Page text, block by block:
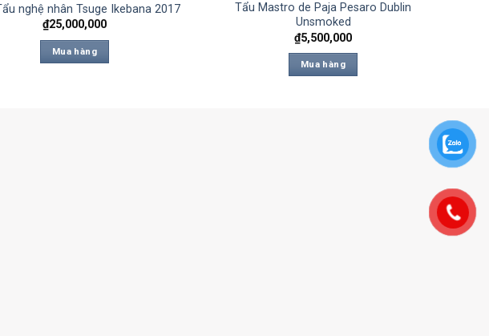
nghệ nhân Tsuge Ikebana 2017
₫25,000,000
Mua hàng
Tẩu Mastro de Paja Pesaro Dublin
Unsmoked
₫5,500,000
Mua hàng